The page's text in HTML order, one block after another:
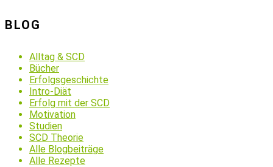
BLOG
Alltag & SCD
Bücher
Erfolgsgeschichte
Intro-Diät
Erfolg mit der SCD
Motivation
Studien
SCD Theorie
Alle Blogbeiträge
Alle Rezepte